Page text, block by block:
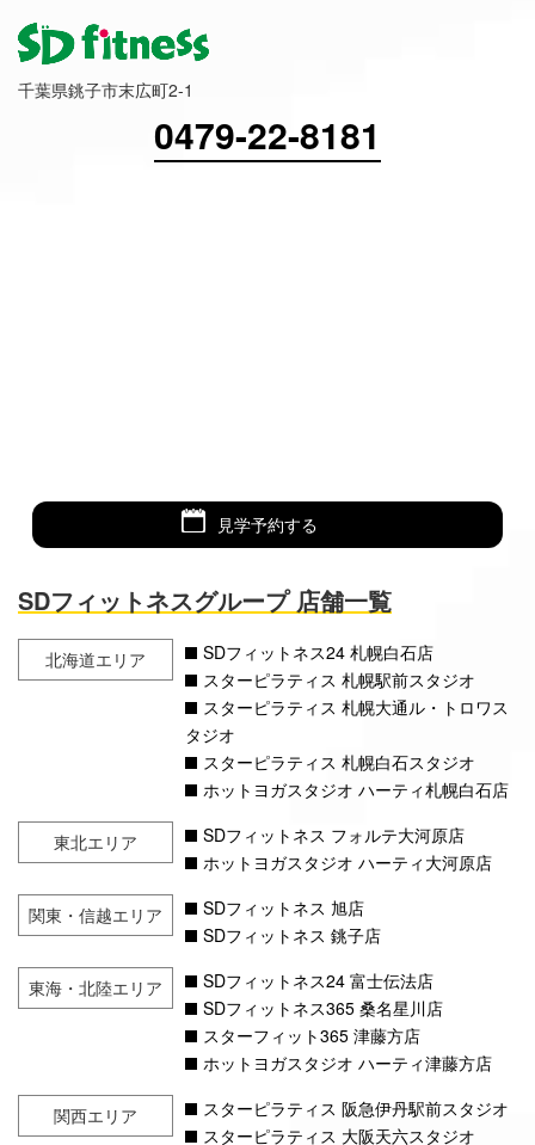
千葉県銚子市末広町2-1
0479-22-8181
見学予約する
SDフィットネスグループ 店舗一覧
北海道エリア
SDフィットネス24 札幌白石店
スターピラティス 札幌駅前スタジオ
スターピラティス 札幌大通ル・トロワス
タジオ
スターピラティス 札幌白石スタジオ
ホットヨガスタジオ ハーティ札幌白石店
東北エリア
SDフィットネス フォルテ大河原店
ホットヨガスタジオ ハーティ大河原店
関東・信越エリア
SDフィットネス 旭店
SDフィットネス 銚子店
東海・北陸エリア
SDフィットネス24 富士伝法店
SDフィットネス365 桑名星川店
スターフィット365 津藤方店
ホットヨガスタジオ ハーティ津藤方店
関西エリア
スターピラティス 阪急伊丹駅前スタジオ
スターピラティス 大阪天六スタジオ